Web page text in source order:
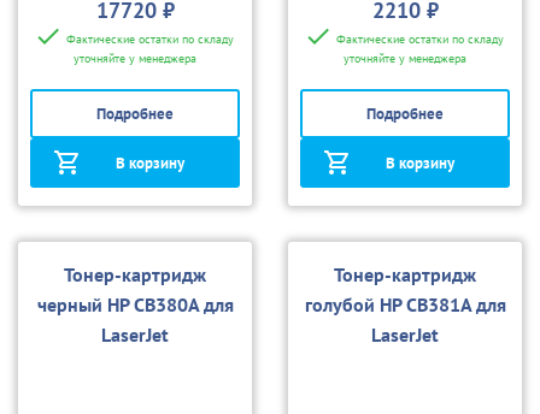
17720 ₽
Фактические остатки по складу
уточняйте у менеджера
Подробнее
В корзину
2210 ₽
Фактические остатки по складу
уточняйте у менеджера
Подробнее
В корзину
Тонер-картридж
черный HP CB380A для
LaserJet
Тонер-картридж
голубой HP CB381A для
LaserJet